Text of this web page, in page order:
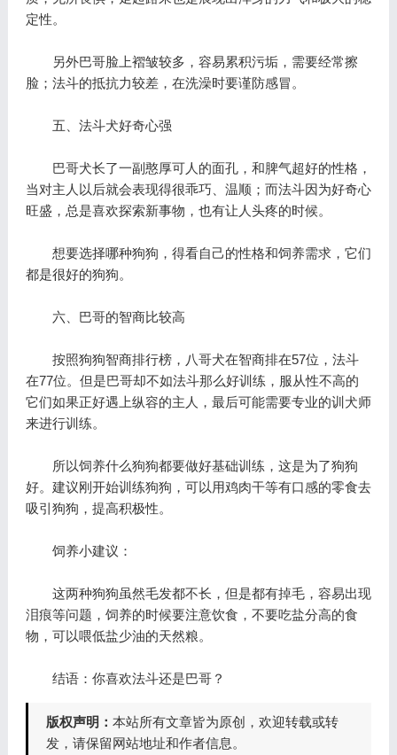
定性。
另外巴哥脸上褶皱较多，容易累积污垢，需要经常擦
脸；法斗的抵抗力较差，在洗澡时要谨防感冒。
五、法斗犬好奇心强
巴哥犬长了一副憨厚可人的面孔，和脾气超好的性格，
当对主人以后就会表现得很乖巧、温顺；而法斗因为好奇心
旺盛，总是喜欢探索新事物，也有让人头疼的时候。
想要选择哪种狗狗，得看自己的性格和饲养需求，它们
都是很好的狗狗。
六、巴哥的智商比较高
按照狗狗智商排行榜，八哥犬在智商排在57位，法斗
在77位。但是巴哥却不如法斗那么好训练，服从性不高的
它们如果正好遇上纵容的主人，最后可能需要专业的训犬师
来进行训练。
所以饲养什么狗狗都要做好基础训练，这是为了狗狗
好。建议刚开始训练狗狗，可以用鸡肉干等有口感的零食去
吸引狗狗，提高积极性。
饲养小建议：
这两种狗狗虽然毛发都不长，但是都有掉毛，容易出现
泪痕等问题，饲养的时候要注意饮食，不要吃盐分高的食
物，可以喂低盐少油的天然粮。
结语：你喜欢法斗还是巴哥？
版权声明： 本站所有文章皆为原创，欢迎转载或转
发，请保留网站地址和作者信息。